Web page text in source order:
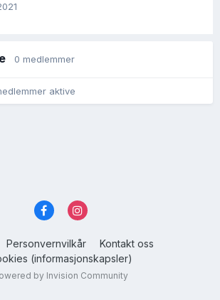
0 medlemmer
aktive
Personvernvilkår
Kontakt oss
(informasjonskapsler)
by Invision Community